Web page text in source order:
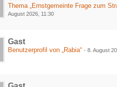
Thema „Ernstgemeinte Frage zum
August 2026, 11:30
Gast
Benutzerprofil von „Rabia“ -8. August